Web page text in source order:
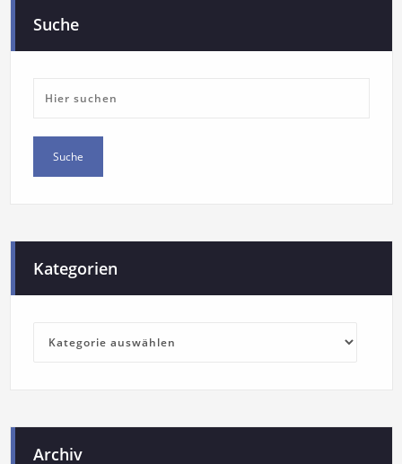
Suche
Kategorien
Archiv